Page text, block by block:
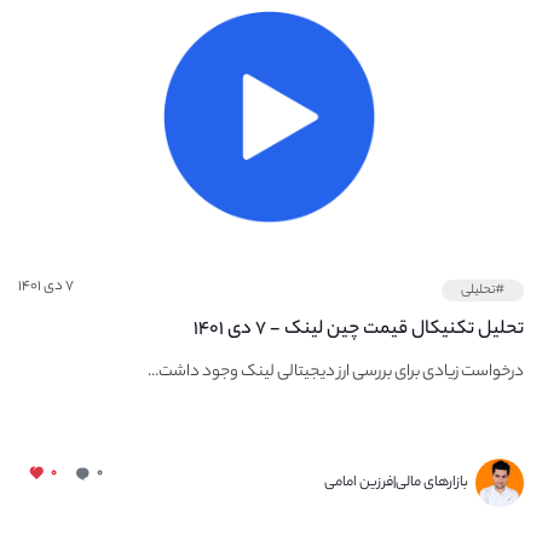
#تحلیلی ۷ دی ۱۴۰۱
تحلیل تکنیکال قیمت چین لینک - ۷ دی ۱۴۰۱
درخواست زیادی برای بررسی ارز دیجیتالی لینک وجود داشت...
بازارهای مالی|فرزین امامی ۰ ۰